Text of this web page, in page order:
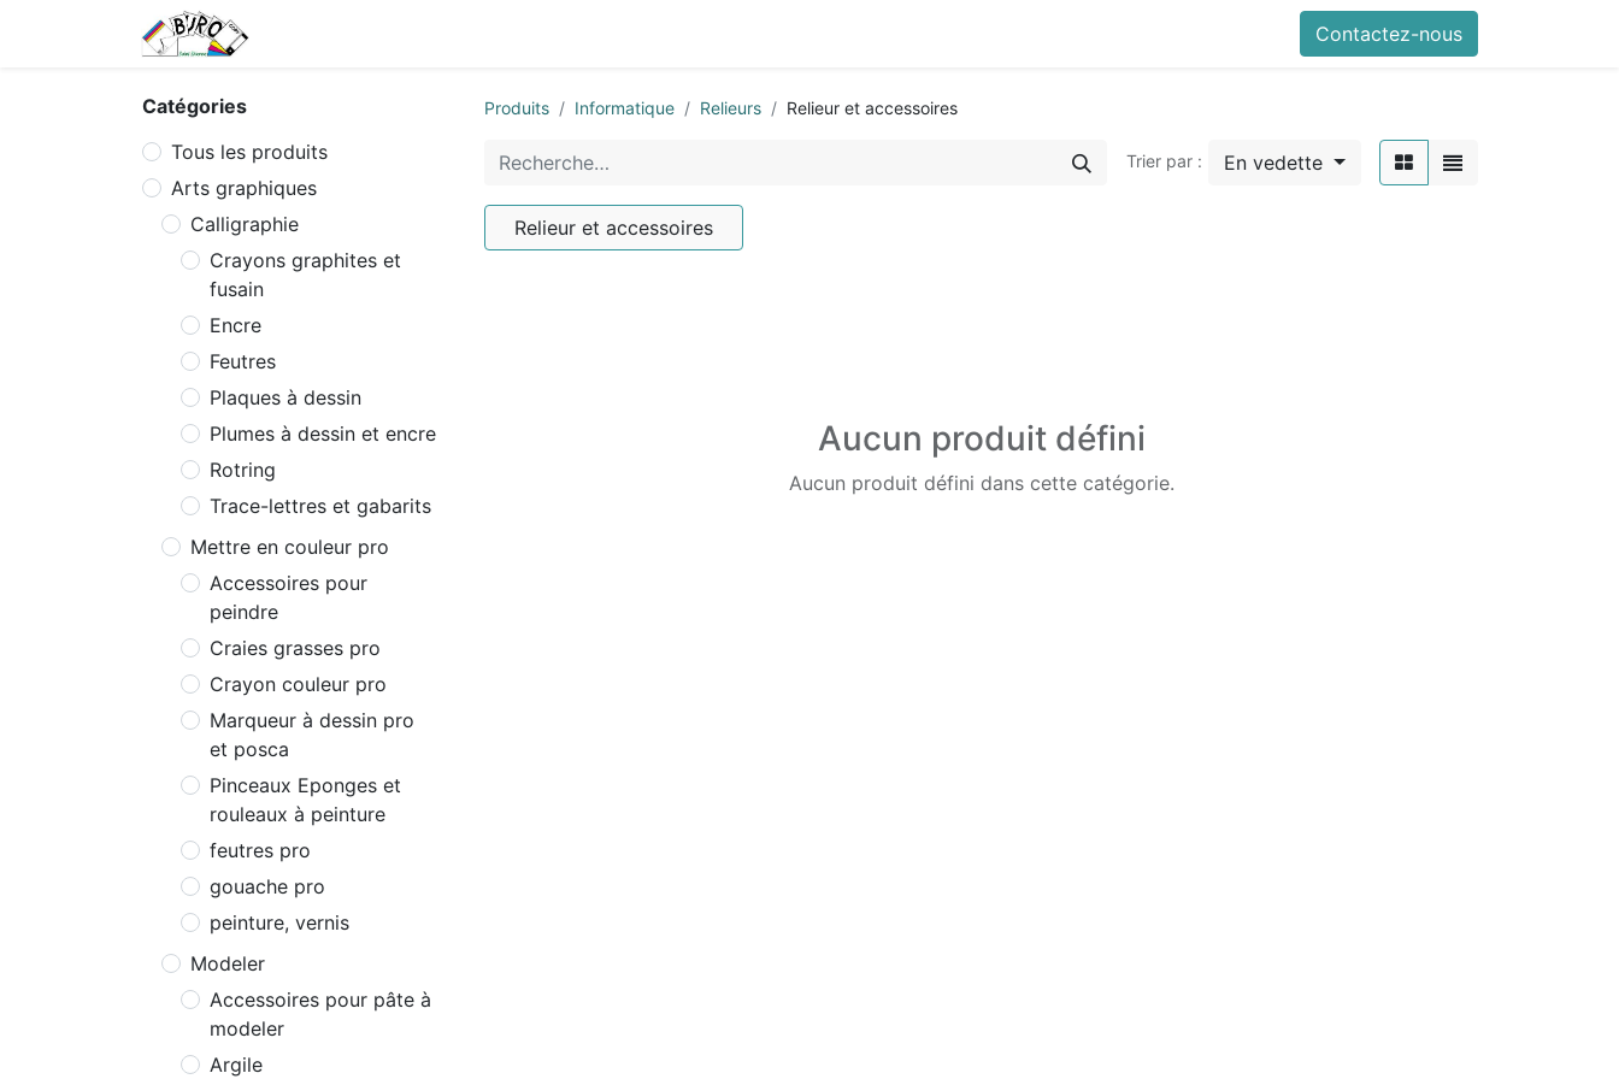
Contactez-nous
Catégories
Tous les produits
Arts graphiques
Calligraphie
Crayons graphites et
fusain
Encre
Feutres
Plaques à dessin
Plumes à dessin et encre
Rotring
Trace-lettres et gabarits
Mettre en couleur pro
Accessoires pour
peindre
Craies grasses pro
Crayon couleur pro
Marqueur à dessin pro
et posca
Pinceaux Eponges et
rouleaux à peinture
feutres pro
gouache pro
peinture, vernis
Modeler
Accessoires pour pâte à
modeler
Argile
Produits Informatique Relieurs Relieur et accessoires
Trier par : En vedette
Relieur et accessoires
Aucun produit défini
Aucun produit défini dans cette catégorie.